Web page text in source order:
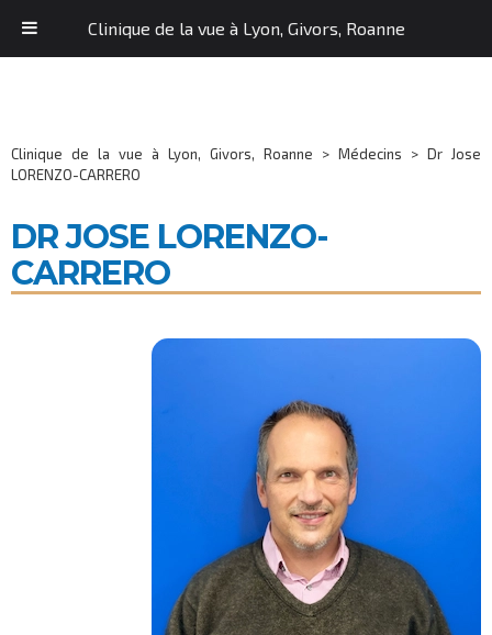
Clinique de la vue à Lyon, Givors, Roanne > Médecins > Dr Jose
LORENZO-CARRERO
DR JOSE LORENZO-
CARRERO
Clinique de la vue à Lyon, Givors, Roanne